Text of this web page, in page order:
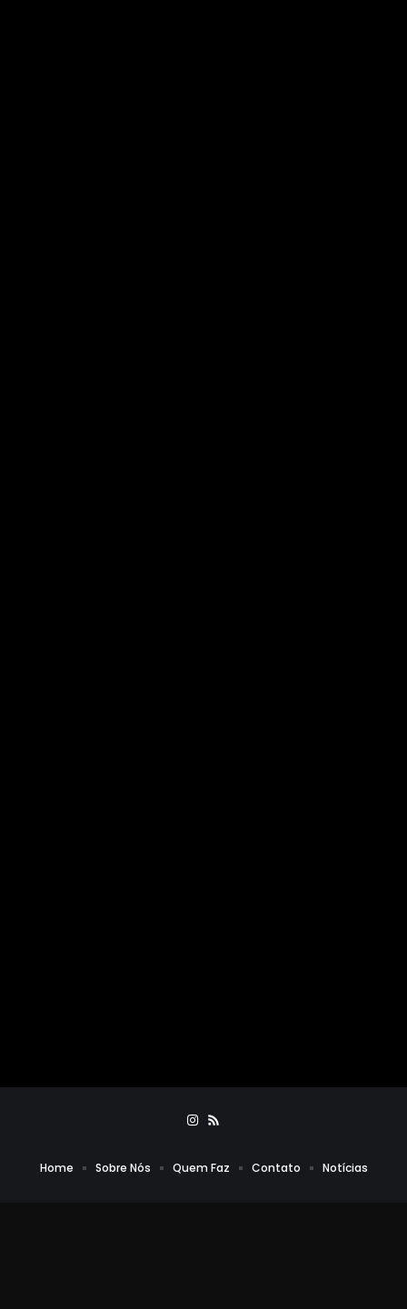
Home Sobre Nós Quem Faz Contato Notícias